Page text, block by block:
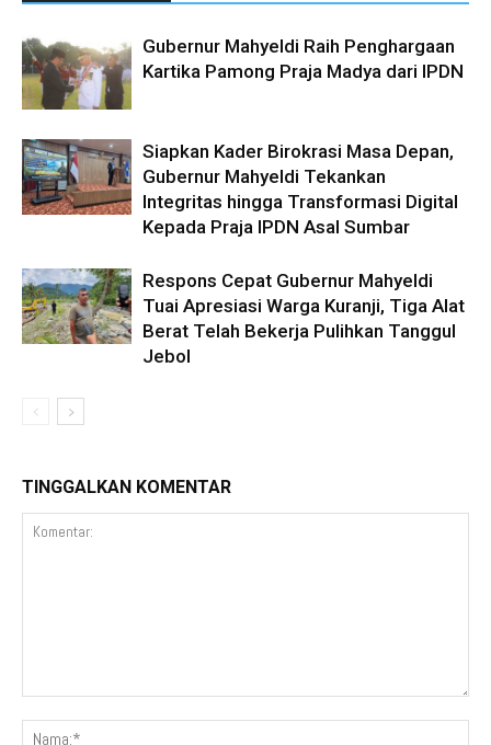
Gubernur Mahyeldi Raih Penghargaan
Kartika Pamong Praja Madya dari IPDN
Siapkan Kader Birokrasi Masa Depan,
Gubernur Mahyeldi Tekankan
Integritas hingga Transformasi Digital
Kepada Praja IPDN Asal Sumbar
Respons Cepat Gubernur Mahyeldi
Tuai Apresiasi Warga Kuranji, Tiga Alat
Berat Telah Bekerja Pulihkan Tanggul
Jebol
TINGGALKAN KOMENTAR